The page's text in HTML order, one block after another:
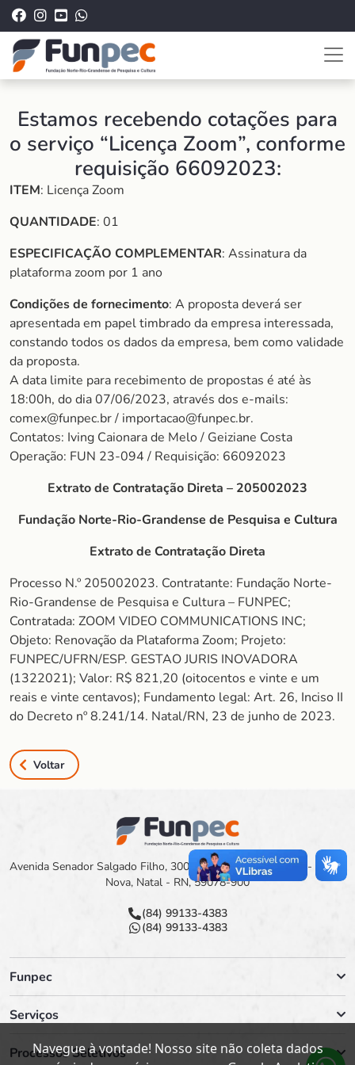
Estamos recebendo cotações para
o serviço “Licença Zoom”, conforme
requisição 66092023:
ITEM: Licença Zoom
QUANTIDADE: 01
ESPECIFICAÇÃO COMPLEMENTAR: Assinatura da
plataforma zoom por 1 ano
Condições de fornecimento: A proposta deverá ser
apresentada em papel timbrado da empresa interessada,
constando todos os dados da empresa, bem como validade
da proposta.
A data limite para recebimento de propostas é até às
18:00h, do dia 07/06/2023, através dos e-mails:
comex@funpec.br / importacao@funpec.br.
Contatos: Iving Caionara de Melo / Geiziane Costa
Operação: FUN 23-094 / Requisição: 66092023
Extrato de Contratação Direta – 205002023
Fundação Norte-Rio-Grandense de Pesquisa e Cultura
Extrato de Contratação Direta
Processo N.º 205002023. Contratante: Fundação Norte-
Rio-Grandense de Pesquisa e Cultura – FUNPEC;
Contratada: ZOOM VIDEO COMMUNICATIONS INC;
Objeto: Renovação da Plataforma Zoom; Projeto:
FUNPEC/UFRN/ESP. GESTAO JURIS INOVADORA
(1322021); Valor: R$ 821,20 (oitocentos e vinte e um
reais e vinte centavos); Fundamento legal: Art. 26, Inciso II
do Decreto nº 8.241/14. Natal/RN, 23 de junho de 2023.
Voltar
Avenida Senador Salgado Filho, 3000 Campus Universitário - Lagoa
Nova, Natal - RN, 59078-900
(84) 99133-4383
(84) 99133-4383
Funpec
Serviços
Processos Seletivos
Navegue à vontade! Nosso site não coleta dados